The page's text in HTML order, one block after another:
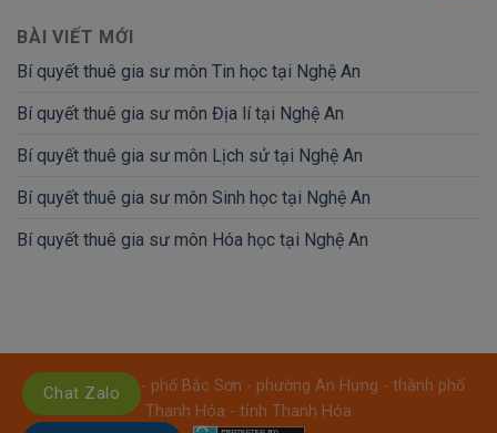
BÀI VIẾT MỚI
Bí quyết thuê gia sư môn Tin học tại Nghệ An
Bí quyết thuê gia sư môn Địa lí tại Nghệ An
Bí quyết thuê gia sư môn Lịch sử tại Nghệ An
Bí quyết thuê gia sư môn Sinh học tại Nghệ An
Bí quyết thuê gia sư môn Hóa học tại Nghệ An
Địa chỉ: Số: 08 - phố Bắc Sơn - phường An Hưng - thành phố
Thanh Hóa - tỉnh Thanh Hóa
Chat Zalo